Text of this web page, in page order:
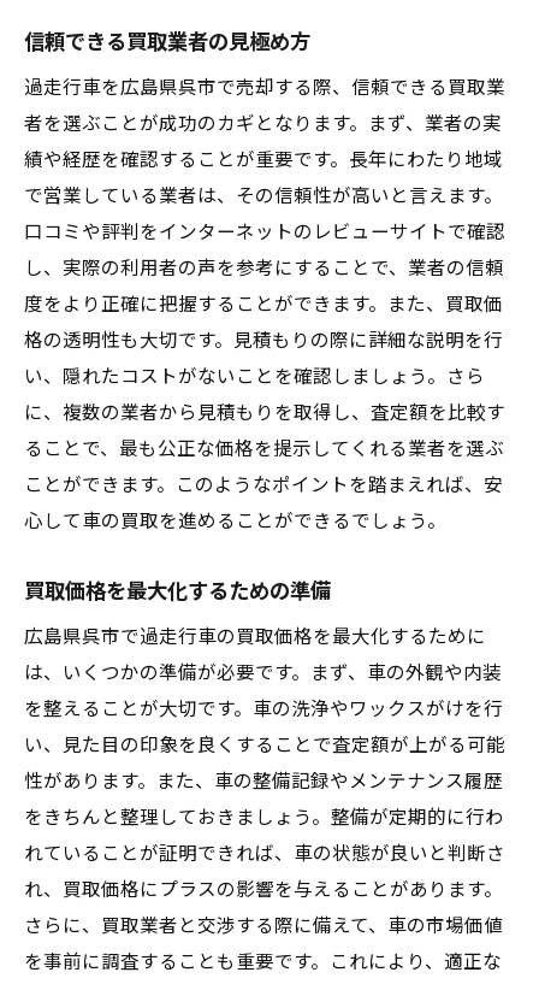
賢い買取交渉で理想の価格を引き出す
過走行車でも車買取を成功させるための呉市で
の秘訣
過走行車の魅力を再発見する方法
広島県呉市での取引を有利に進める戦略
信頼性のある買取業者とのパートナーシッ
プ
呉市内での買取相場を理解し高値取引を狙
う
実際の買取事例から学ぶ成功の秘訣
広島県呉市での車買取で過走行車を最大限に活
かす方法
広島県呉市内での買取業者の選び方
買取価格を高めるための査定準備
市場調査を駆使した買取交渉術
過走行車でも高く評価されるためのポイン
ト
広島県呉市での過走行車の成功事例紹介
過走行車の見た目を良くする方法
買取業者が注目するポイントを押さえる
信頼できる買取業者の見極め方
過走行車を広島県呉市で売却する際、信頼できる買取業
者を選ぶことが成功のカギとなります。まず、業者の実
績や経歴を確認することが重要です。長年にわたり地域
で営業している業者は、その信頼性が高いと言えます。
口コミや評判をインターネットのレビューサイトで確認
し、実際の利用者の声を参考にすることで、業者の信頼
度をより正確に把握することができます。また、買取価
格の透明性も大切です。見積もりの際に詳細な説明を行
い、隠れたコストがないことを確認しましょう。さら
に、複数の業者から見積もりを取得し、査定額を比較す
ることで、最も公正な価格を提示してくれる業者を選ぶ
ことができます。このようなポイントを踏まえれば、安
心して車の買取を進めることができるでしょう。
買取価格を最大化するための準備
広島県呉市で過走行車の買取価格を最大化するために
は、いくつかの準備が必要です。まず、車の外観や内装
を整えることが大切です。車の洗浄やワックスがけを行
い、見た目の印象を良くすることで査定額が上がる可能
性があります。また、車の整備記録やメンテナンス履歴
をきちんと整理しておきましょう。整備が定期的に行わ
れていることが証明できれば、車の状態が良いと判断さ
れ、買取価格にプラスの影響を与えることがあります。
さらに、買取業者と交渉する際に備えて、車の市場価値
を事前に調査することも重要です。これにより、適正な